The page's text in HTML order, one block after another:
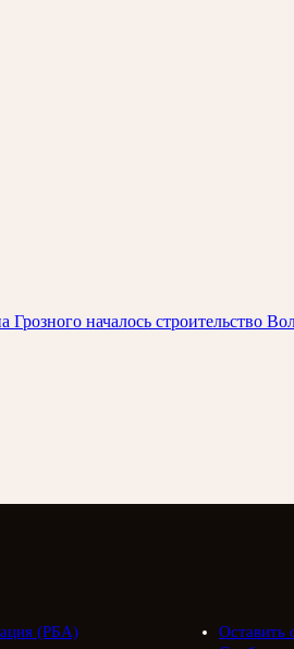
началось строительство
(РБА)
Оставить